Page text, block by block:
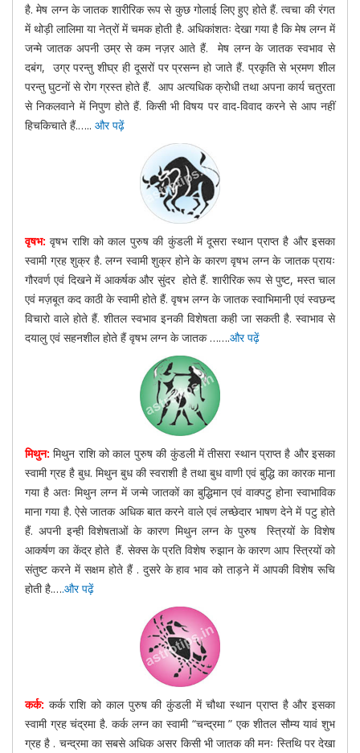
है. मेष लग्न के जातक शारीरिक रूप से कुछ गोलाई लिए हुए होते हैं. त्वचा की रंगत
में थोड़ी लालिमा या नेत्रों में चमक होती है. अधिकांशतः देखा गया है कि मेष लग्न में
जन्मे जातक अपनी उम्र से कम नज़र आते हैं. मेष लग्न के जातक स्वभाव से
दबंग, उग्र परन्तु शीघ्र ही दूसरों पर प्रसन्न हो जाते हैं. प्रकृति से भ्रमण शील
परन्तु घुटनों से रोग ग्रस्त होते हैं. आप अत्यधिक क्रोधी तथा अपना कार्य चतुरता
से निकलवाने में निपुण होते हैं. किसी भी विषय पर वाद-विवाद करने से आप नहीं
हिचकिचाते हैं.….. और पढ़ें
वृषभ: वृषभ राशि को काल पुरुष की कुंडली में दूसरा स्थान प्राप्त है और इसका
स्वामी ग्रह शुक्र है. लग्न स्वामी शुक्र होने के कारण वृषभ लग्न के जातक प्रायः
गौरवर्ण एवं दिखने में आकर्षक और सुंदर होते हैं. शारीरिक रूप से पुष्ट, मस्त चाल
एवं मज़बूत कद काठी के स्वामी होते हैं. वृषभ लग्न के जातक स्वाभिमानी एवं स्वछन्द
विचारो वाले होते हैं. शीतल स्वभाव इनकी विशेषता कही जा सकती है. स्वाभाव से
दयालु एवं सहनशील होते हैं वृषभ लग्न के जातक …….और पढ़ें
मिथुन: मिथुन राशि को काल पुरुष की कुंडली में तीसरा स्थान प्राप्त है और इसका
स्वामी ग्रह है बुध. मिथुन बुध की स्वराशी है तथा बुध वाणी एवं बुद्धि का कारक माना
गया है अतः मिथुन लग्न में जन्मे जातकों का बुद्धिमान एवं वाक्पटु होना स्वाभाविक
माना गया है. ऐसे जातक अधिक बात करने वाले एवं लच्छेदार भाषण देने में पटु होते
हैं. अपनी इन्ही विशेषताओं के कारण मिथुन लग्न के पुरुष स्त्रियों के विशेष
आकर्षण का केंद्र होते हैं. सेक्स के प्रति विशेष रुझान के कारण आप स्त्रियों को
संतुष्ट करने में सक्षम होते हैं . दुसरे के हाव भाव को ताड़ने में आपकी विशेष रूचि
होती है.….और पढ़ें
कर्क: कर्क राशि को काल पुरुष की कुंडली में चौथा स्थान प्राप्त है और इसका
स्वामी ग्रह चंद्रमा है. कर्क लग्न का स्वामी “चन्द्रमा ” एक शीतल सौम्य यावं शुभ
ग्रह है . चन्द्रमा का सबसे अधिक असर किसी भी जातक की मनः स्तिथि पर देखा